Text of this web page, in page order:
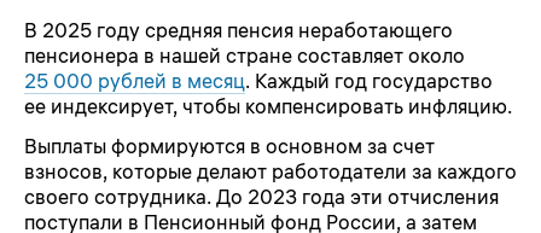
В 2025 году средняя пенсия неработающего
пенсионера в нашей стране составляет около
25 000 рублей в месяц. Каждый год государство
ее индексирует, чтобы компенсировать инфляцию.
Выплаты формируются в основном за счет
взносов, которые делают работодатели за каждого
своего сотрудника. До 2023 года эти отчисления
поступали в Пенсионный фонд России, а затем